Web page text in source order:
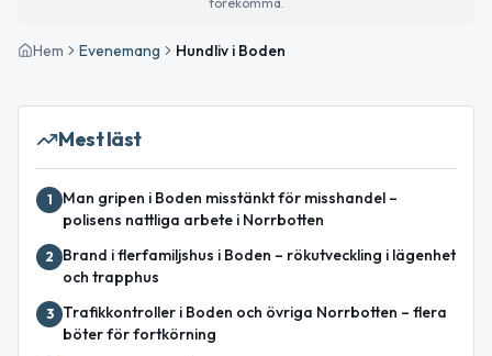
Hem Evenemang Hundliv i Boden
Mest läst
1
Man gripen i Boden misstänkt för misshandel –
polisens nattliga arbete i Norrbotten
2
Brand i flerfamiljshus i Boden – rökutveckling i lägenhet
och trapphus
3
Trafikkontroller i Boden och övriga Norrbotten – flera
böter för fortkörning